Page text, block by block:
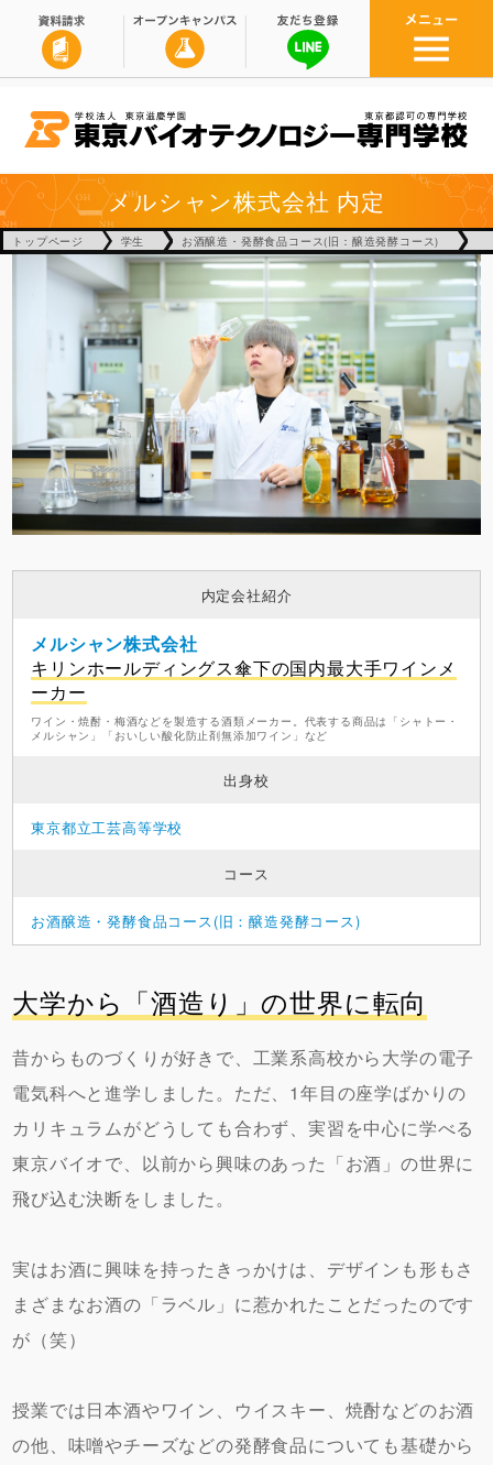
メルシャン株式会社 内定
トップページ 学生 お酒醸造・発酵食品コース(旧：醸造発酵コース)
内定会社紹介
メルシャン株式会社
キリンホールディングス傘下の国内最大手ワインメ
ーカー
ワイン・焼酎・梅酒などを製造する酒類メーカー。代表する商品は「シャトー・
メルシャン」「おいしい酸化防止剤無添加ワイン」など
出身校
東京都立工芸高等学校
コース
お酒醸造・発酵食品コース(旧：醸造発酵コース)
大学から「酒造り」の世界に転向
昔からものづくりが好きで、工業系高校から大学の電子
電気科へと進学しました。ただ、1年目の座学ばかりの
カリキュラムがどうしても合わず、実習を中心に学べる
東京バイオで、以前から興味のあった「お酒」の世界に
飛び込む決断をしました。
実はお酒に興味を持ったきっかけは、デザインも形もさ
まざまなお酒の「ラベル」に惹かれたことだったのです
が（笑）
授業では日本酒やワイン、ウイスキー、焼酎などのお酒
の他、味噌やチーズなどの発酵食品についても基礎から